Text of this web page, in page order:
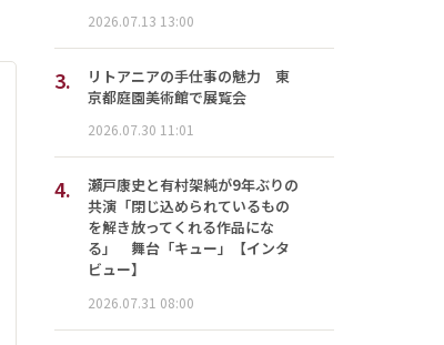
2026.07.13 13:00
3.
リトアニアの手仕事の魅力 東
京都庭園美術館で展覧会
2026.07.30 11:01
4.
瀬戸康史と有村架純が9年ぶりの
共演「閉じ込められているもの
を解き放ってくれる作品にな
る」 舞台「キュー」【インタ
ビュー】
2026.07.31 08:00